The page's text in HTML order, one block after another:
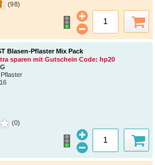
(98)
Blasen-Pflaster Mix Pack
sparen mit Gutschein Code: hp20
(0)